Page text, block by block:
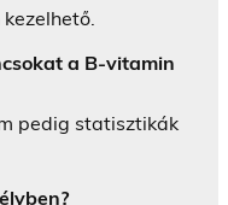
a B-vitamin
pedig statisztikák